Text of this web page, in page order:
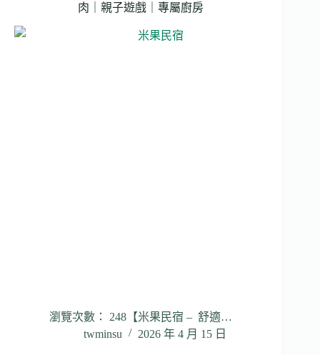
肉｜親子遊戲｜專屬廚房
瀏覽次數： 248【米果民宿 – 舒適…
twminsu
2026 年 4 月 15 日